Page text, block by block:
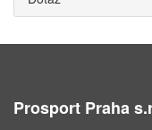
Prosport Praha